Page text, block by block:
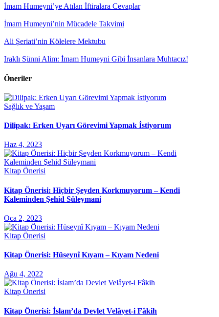
İmam Humeyni’ye Atılan İftiralara Cevaplar
İmam Humeyni’nin Mücadele Takvimi
Ali Şeriati’nin Kölelere Mektubu
Iraklı Sünni Alim: İmam Humeyni Gibi İnsanlara Muhtacız!
Öneriler
Sağlık ve Yaşam
Dilipak: Erken Uyarı Görevimi Yapmak İstiyorum
Haz 4, 2023
Kitap Önerisi
Kitap Önerisi: Hiçbir Şeyden Korkmuyorum – Kendi
Kaleminden Şehid Süleymani
Oca 2, 2023
Kitap Önerisi
Kitap Önerisi: Hüseynî Kıyam – Kıyam Nedeni
Ağu 4, 2022
Kitap Önerisi
Kitap Önerisi: İslam’da Devlet Velâyet-i Fâkih